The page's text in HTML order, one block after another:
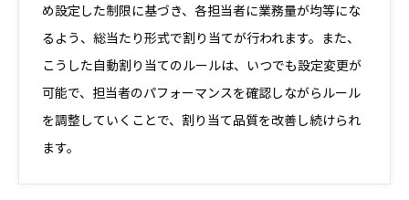
め設定した制限に基づき、各担当者に業務量が均等にな
るよう、総当たり形式で割り当てが行われます。また、
こうした自動割り当てのルールは、いつでも設定変更が
可能で、担当者のパフォーマンスを確認しながらルール
を調整していくことで、割り当て品質を改善し続けられ
ます。